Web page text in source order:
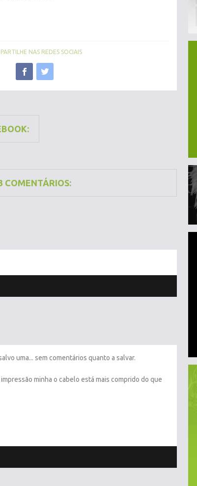
NAS REDES SOCIAIS
COMENTÁRIOS:
uma... sem comentários quanto a salvar.
minha o cabelo está mais comprido do que